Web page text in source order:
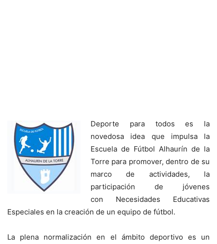
Deporte para todos es la
novedosa idea que impulsa la
Escuela de Fútbol Alhaurín de la
Torre para promover, dentro de su
marco de actividades, la
participación de jóvenes
con Necesidades Educativas
Especiales en la creación de un equipo de fútbol.
La plena normalización en el ámbito deportivo es un